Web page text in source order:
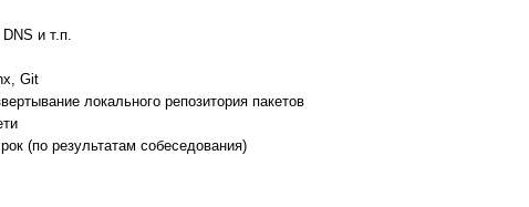
и т.п.
Git
локального репозитория пакетов
(по результатам собеседования)